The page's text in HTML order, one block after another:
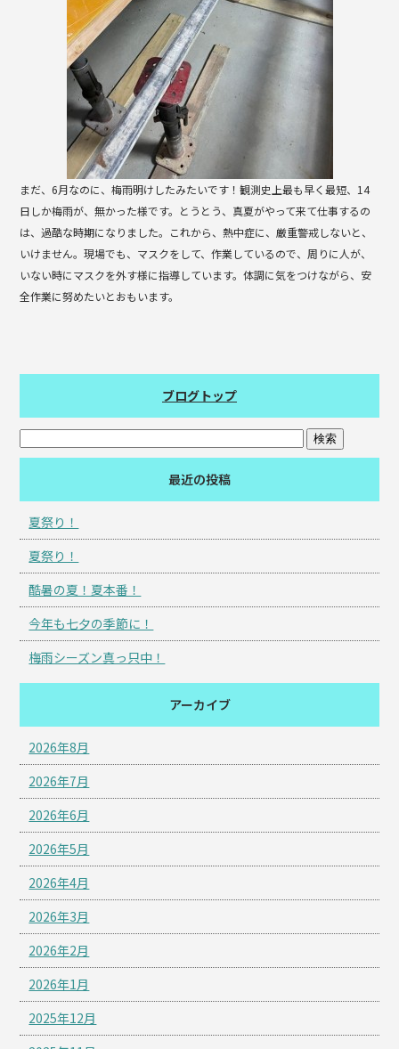
まだ、6月なのに、梅雨明けしたみたいです！観測史上最も早く最短、14
日しか梅雨が、無かった様です。とうとう、真夏がやって来て仕事するの
は、過酷な時期になりました。これから、熱中症に、厳重警戒しないと、
いけません。現場でも、マスクをして、作業しているので、周りに人が、
いない時にマスクを外す様に指導しています。体調に気をつけながら、安
全作業に努めたいとおもいます。
ブログトップ
最近の投稿
夏祭り！
夏祭り！
酷暑の夏！夏本番！
今年も七夕の季節に！
梅雨シーズン真っ只中！
アーカイブ
2026年8月
2026年7月
2026年6月
2026年5月
2026年4月
2026年3月
2026年2月
2026年1月
2025年12月